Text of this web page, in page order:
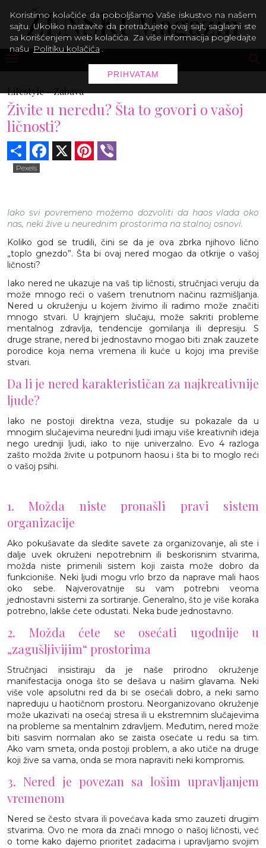
Lifestyle -Zabava
Živite u neredu? Šta to govori o vašoj
ličnosti?
Share Facebook Pinterest
Pexels
Iako svi povremeno možemo dozvoliti da haos vlada oko
nas, neki žive u neurednim prostorima na stalnoj osnovi.
Koliko god se trudili, čini se da je ova zbrka njihovo lično
„toplo gnezdo”. Šta bi ovaj nered mogao da otkrije o vašoj
ličnosti?
Iako nered ne ukazuje na vaš tip ličnosti, stručnjaci veruju da
može mnogo reći o vašem trenutnom načinu razmišljanja.
Nered u okruženju u kojem živimo ili radimo može značiti
mnogo stvari. U krajnjem slučaju, može sakriti probleme
mentalnog zdravlja, tendencije gomilanja ili depresiju. S
druge strane, nered bi jednostavno mogao biti znak zauzete
porodice koja nema vremena ili kuće u kojoj ima previše
stvari.
Da li je nered karakterističan za najkreativnije
ljude?
Iako ne postoji direktna veza, studije su pokazale da u
mnogim slučajevima neuredni ljudi imaju više kreativnih ideja
nego uredniji ljudi, iako to nije univerzalno. Evo 4 razloga
zašto možda živite u potpunom haosu i šta bi to moglo reći
o vašoj psihi.
1. Možda niste pronašli pravi sistem
organizacije
Ako pokušavate da sledite savete za organizovanje, ali ste i
dalje uvek okruženi nepotrebnim ili beskorisnim stvarima,
možda niste primenili sistem koji zaista može dobro da
funkcioniše. Neki ljudi mogu vrlo brzo da naprave mali haos
oko sebe. Najverovatnije su vam potrebni veoma
jednostavni sistemi za sortiranje. Generalno, što je više koraka
potrebno, lakše ćete odustati. Neka bude jednostavno.
2. Možda ćete se osećati ugodnije u
„zagušljivijim“ prostorima
Stručnjaci insistiraju da je naše prirodno okruženje
manifestacija onoga što se dešava u našim glavama. Neki
više vole apsolutni red da bi se osećali dobro, a neki samo
napreduju u haotičnom prostoru. Neorganizovano okruženje
može ukazivati na osećaj stresa ili u ekstremnim slučajevima
na probleme sa mentalnim zdravljem. Međutim, nered može
biti sasvim normalan ako se zaista osećate u redu sa tim.
Ako vam smeta, onda postoji problem, a ako utiče na druge
koji žive sa vama, onda se mora napraviti neki kompromis.
3. Nered je povezan sa lošim upravljanjem
vremenom
Nered se često stvara ili povećava kada smo zauzeti drugim
stvarima. Ovo ne mora da znači mnogo o našoj ličnosti, već
o tome kako dajemo prioritet zadacima i upravljamo svojim
Koristimo kolačiće da poboljšamo Vaše iskustvo na našem
sajtu. Ukoliko nastavite da pretražujete ovaj sajt, saglasni ste
sa korišćenjem web kolačića. Za više informacija pogledajte
našu Politiku kolačića .
PRIHVATAM